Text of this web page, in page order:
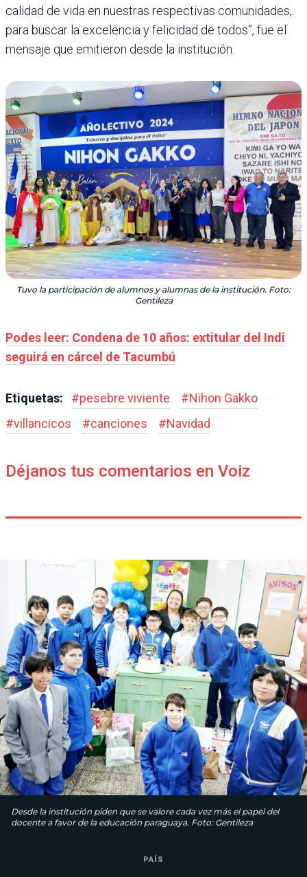
calidad de vida en nuestras respectivas comunidades,
para buscar la excelencia y felicidad de todos”, fue el
mensaje que emitieron desde la institución.
Tuvo la participación de alumnos y alumnas de la institución. Foto:
Gentileza
Podes leer: Condena de 10 años: extitular del Indi
seguirá en cárcel de Tacumbú
Etiquetas: #pesebre viviente #Nihon Gakko
#villancicos #canciones #Navidad
Déjanos tus comentarios en Voiz
Desde la institución piden que se valore cada vez más el papel del
docente a favor de la educación paraguaya. Foto: Gentileza
PAÍS